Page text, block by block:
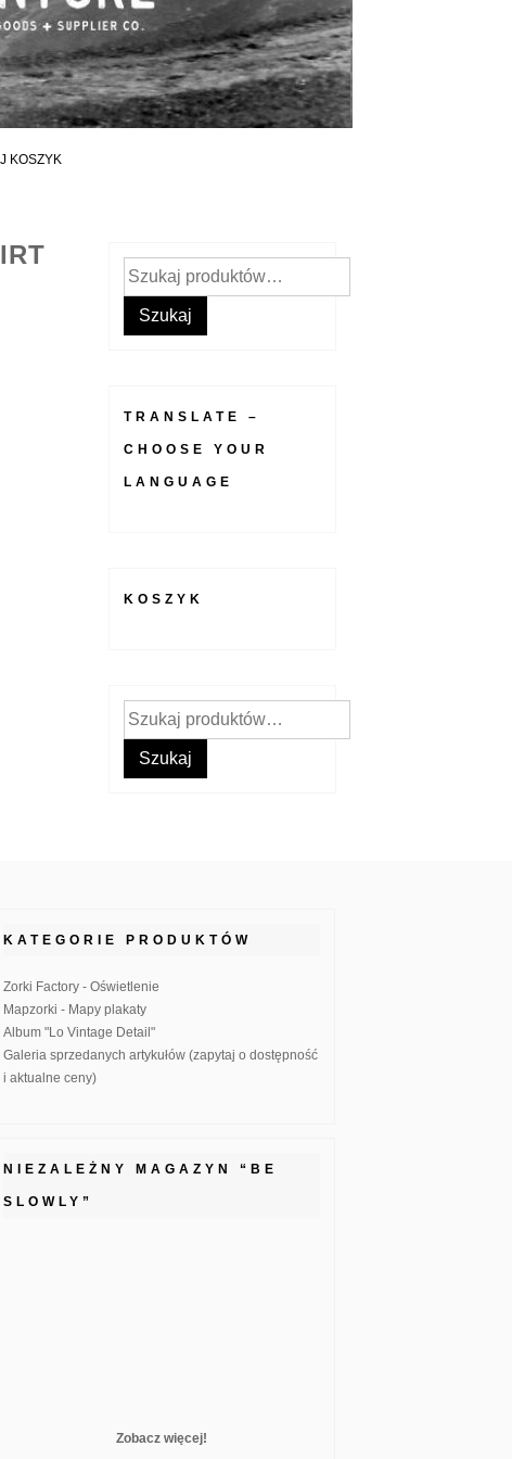
KOSZYK
Szukaj:
Szukaj
TRANSLATE –
CHOOSE YOUR
LANGUAGE
KOSZYK
Szukaj:
Szukaj
KATEGORIE PRODUKTÓW
Zorki Factory - Oświetlenie
Mapzorki - Mapy plakaty
Album "Lo Vintage Detail"
Galeria sprzedanych artykułów (zapytaj o dostępność
i aktualne ceny)
NIEZALEŻNY MAGAZYN “BE
SLOWLY”
Zobacz więcej!